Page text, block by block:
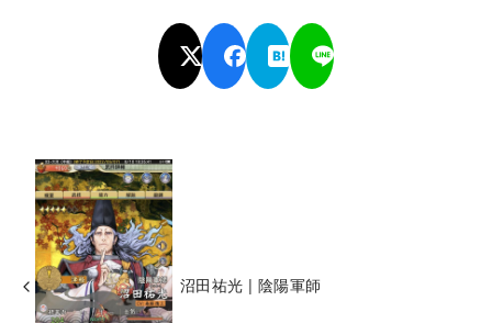
沼田祐光 | 陰陽軍師